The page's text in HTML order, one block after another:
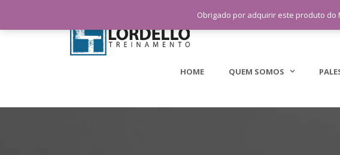
HOME QUEM SOMOS
Obrigado por adquirir este produto do